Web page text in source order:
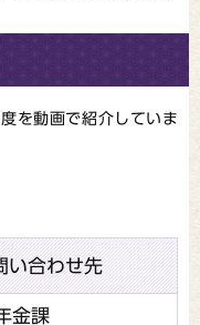
を動画で紹介していま
い合わせ先
金課